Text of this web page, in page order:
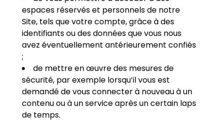
espaces réservés et personnels de notre
Site, tels que votre compte, grâce à des
identifiants ou des données que vous nous
avez éventuellement antérieurement confiés
;
de mettre en œuvre des mesures de
sécurité, par exemple lorsqu’il vous est
demandé de vous connecter à nouveau à un
contenu ou à un service après un certain laps
de temps.